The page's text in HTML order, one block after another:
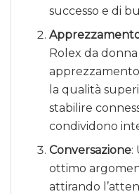
successo e di
Rolex da
la qualità
stabilire
condividono
Conversazione:
ottimo
attirando